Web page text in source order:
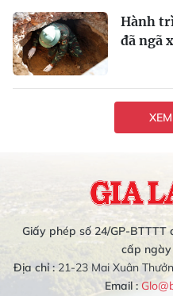
Hành
đã ngã
Giấy phép số 24/GP-
cấp ngày
Địa chỉ :21-23 Mai Xuân
Email :